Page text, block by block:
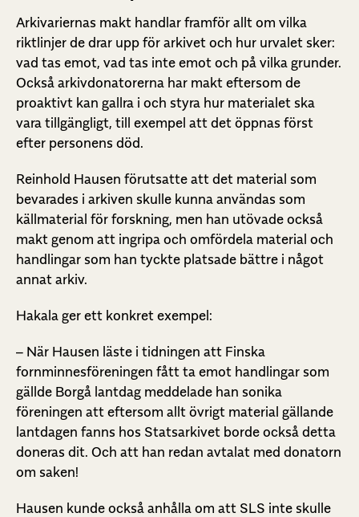
Arkivariernas makt handlar framför allt om vilka
riktlinjer de drar upp för arkivet och hur urvalet sker:
vad tas emot, vad tas inte emot och på vilka grunder.
Också arkivdonatorerna har makt eftersom de
proaktivt kan gallra i och styra hur materialet ska
vara tillgängligt, till exempel att det öppnas först
efter personens död.
Reinhold Hausen förutsatte att det material som
bevarades i arkiven skulle kunna användas som
källmaterial för forskning, men han utövade också
makt genom att ingripa och omfördela material och
handlingar som han tyckte platsade bättre i något
annat arkiv.
Hakala ger ett konkret exempel:
– När Hausen läste i tidningen att Finska
fornminnesföreningen fått ta emot handlingar som
gällde Borgå lantdag meddelade han sonika
föreningen att eftersom allt övrigt material gällande
lantdagen fanns hos Statsarkivet borde också detta
doneras dit. Och att han redan avtalat med donatorn
om saken!
Hausen kunde också anhålla om att SLS inte skulle